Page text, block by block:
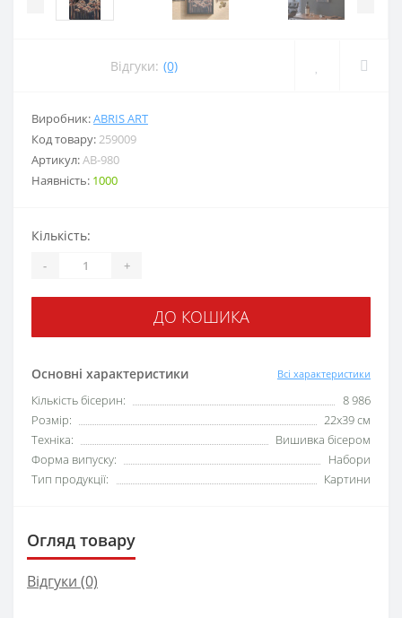
Відгуки: (0)
Виробник:ABRIS ART
Код товару:259009
Артикул:AB-980
Наявність: 1000
Основні характеристики Всі характеристики
Кількість бісерин:
8 986
Розмір:
22x39 см
Техніка:
Вишивка бісером
Форма випуску:
Набори
Тип продукції:
Картини
Кількість:
- +
ДО КОШИКА
Огляд товару
Відгуки (0)